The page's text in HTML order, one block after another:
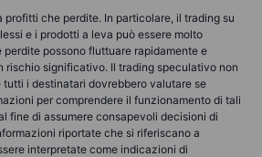
profitti che perdite. In particolare, il trading su
e i prodotti a leva può essere molto
possono fluttuare rapidamente e
rischio significativo. Il trading speculativo non
i destinatari dovrebbero valutare se
per comprendere il funzionamento di tali
fine di assumere consapevoli decisioni di
riportate che si riferiscano a
interpretate come indicazioni di